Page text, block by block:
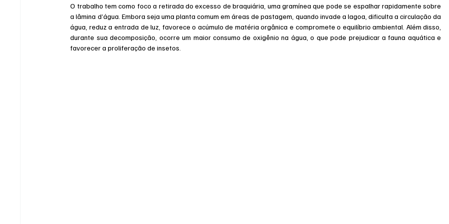
O trabalho tem como foco a retirada do excesso de braquiária, uma gramínea que pode se espalhar rapidamente sobre
a lâmina d’água. Embora seja uma planta comum em áreas de pastagem, quando invade a lagoa, dificulta a circulação da
água, reduz a entrada de luz, favorece o acúmulo de matéria orgânica e compromete o equilíbrio ambiental. Além disso,
durante sua decomposição, ocorre um maior consumo de oxigênio na água, o que pode prejudicar a fauna aquática e
favorecer a proliferação de insetos.